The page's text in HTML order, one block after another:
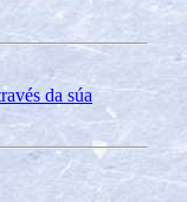
da súa